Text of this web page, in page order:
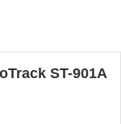
ST-901A